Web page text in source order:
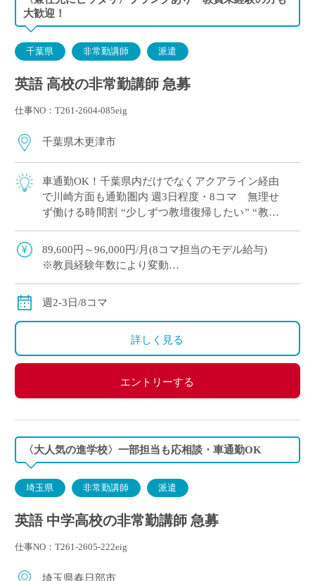
大歓迎！
千葉県 非常勤講師 派遣
英語 高校の非常勤講師 急募
仕事NO：T261-2604-085eig
千葉県木更津市
車通勤OK！千葉県内だけでなくアクアライン経由
で川崎方面も通勤圏内 週3日程度・8コマ 無理せ
ず働ける時間割 “少しずつ教壇復帰したい” “教員
89,600円～96,000円/月(8コマ担当のモデル給与)
※教員経験年数により変動
週2-3日/8コマ
詳しく見る
エントリーする
〈大人気の進学校〉一部担当も応相談・車通勤OK
埼玉県 非常勤講師 派遣
英語 中学高校の非常勤講師 急募
仕事NO：T261-2605-222eig
埼玉県春日部市